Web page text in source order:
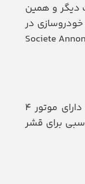
دیگر و همین
در
«Societe
یک سال بعد، سالن دیگری در کنار سالن تولید ژیان ساخته شد، که تنها هدف آن تولید رنو بود. رنو ۵ دارای موتور ۴
وزن تنها ۷۱۰ کیلوگرم گزینه مناسبی برای قشر